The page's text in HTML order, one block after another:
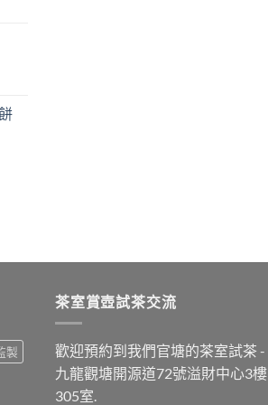
製
茶室賞壺試茶交流
歡迎預約到我們官塘的茶室試茶 -
九龍觀塘開源道72號溢財中心3樓
305室.